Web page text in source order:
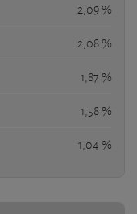
2,09 %
2,08 %
1,87 %
1,58 %
1,04 %